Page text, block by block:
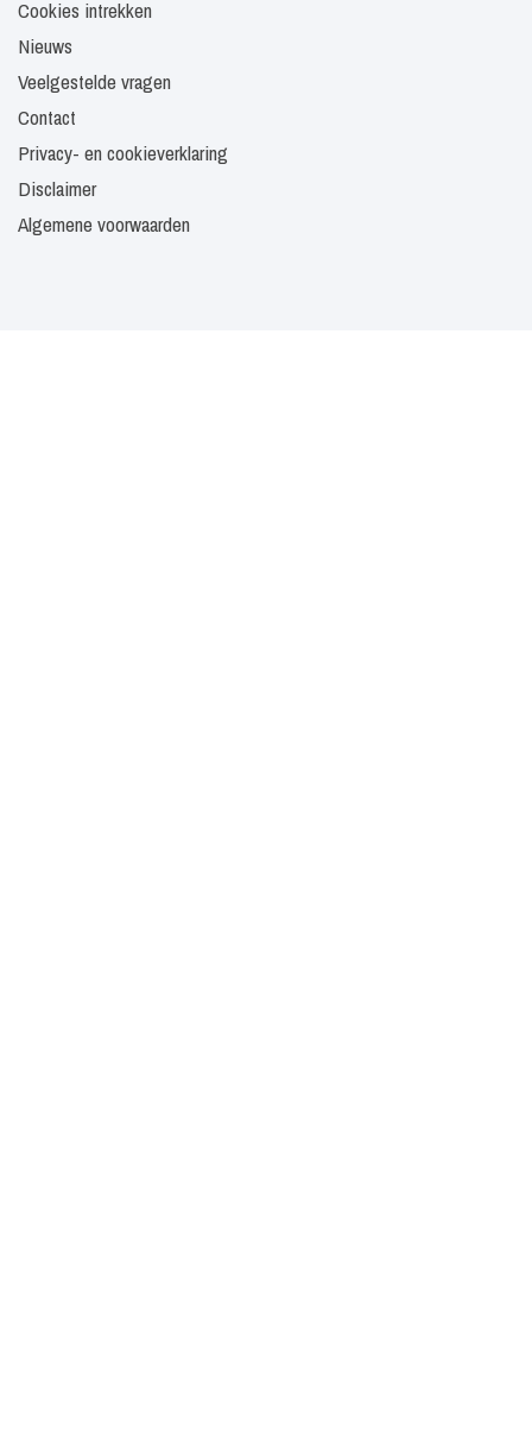
Cookies intrekken
Nieuws
Veelgestelde vragen
Contact
Privacy- en cookieverklaring
Disclaimer
Algemene voorwaarden